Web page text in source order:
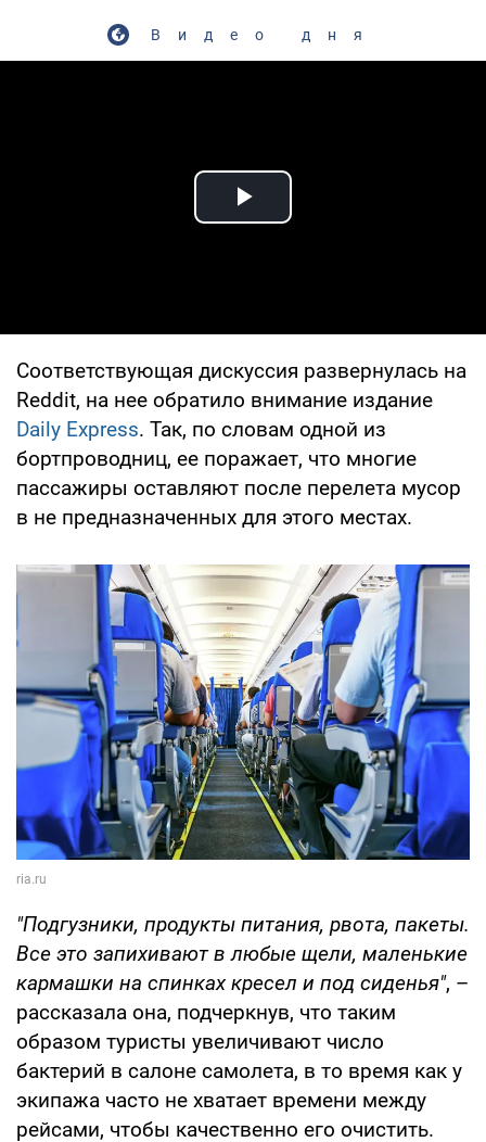
Видео дня
Play Video
Соответствующая дискуссия развернулась на
Reddit, на нее обратило внимание издание
Daily Express. Так, по словам одной из
бортпроводниц, ее поражает, что многие
пассажиры оставляют после перелета мусор
в не предназначенных для этого местах.
"Подгузники, продукты питания, рвота, пакеты.
Все это запихивают в любые щели, маленькие
кармашки на спинках кресел и под сиденья", –
рассказала она, подчеркнув, что таким
образом туристы увеличивают число
бактерий в салоне самолета, в то время как у
экипажа часто не хватает времени между
рейсами, чтобы качественно его очистить.